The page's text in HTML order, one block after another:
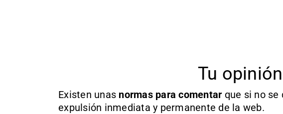
Tu opinión
Existen unas normas para comentar que si no
expulsión inmediata y permanente de la web.